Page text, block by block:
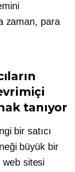
zaman, para
tanıyor
bir satıcı
büyük bir
web sitesi